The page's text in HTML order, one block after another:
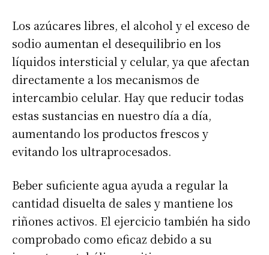
Los azúcares libres, el alcohol y el exceso de
sodio aumentan el desequilibrio en los
líquidos intersticial y celular, ya que afectan
directamente a los mecanismos de
intercambio celular. Hay que reducir todas
estas sustancias en nuestro día a día,
aumentando los productos frescos y
evitando los ultraprocesados.
Beber suficiente agua ayuda a regular la
cantidad disuelta de sales y mantiene los
riñones activos. El ejercicio también ha sido
comprobado como eficaz debido a su